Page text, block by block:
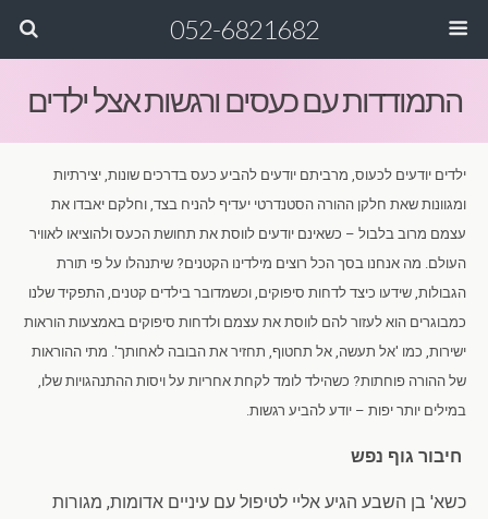
052-6821682
התמודדות עם כעסים ורגשות אצל ילדים
ילדים יודעים לכעוס, מרביתם יודעים להביע כעס בדרכים שונות, יצירתיות
ומגוונות שאת חלקן ההורה הסטנדרטי יעדיף להניח בצד, וחלקם יאבדו את
עצמם מרוב בלבול – כשאינם יודעים לווסת את תחושת הכעס ולהוציאו לאוויר
העולם. מה אנחנו בסך הכל רוצים מילדינו הקטנים? שיתנהלו על פי תורת
הגבולות, שידעו כיצד לדחות סיפוקים, וכשמדובר בילדים קטנים, התפקיד שלנו
כמבוגרים הוא לעזור להם לווסת את עצמם ולדחות סיפוקים באמצעות הוראות
ישירות, כמו 'אל תעשה, אל תחטוף, תחזיר את הבובה לאחותך'. מתי ההוראות
של ההורה פוחתות? כשהילד לומד לקחת אחריות על ויסות ההתנהגויות שלו,
במילים יותר יפות – יודע להביע רגשות.
חיבור גוף נפש
כשא' בן השבע הגיע אליי לטיפול עם עיניים אדומות, מגורות